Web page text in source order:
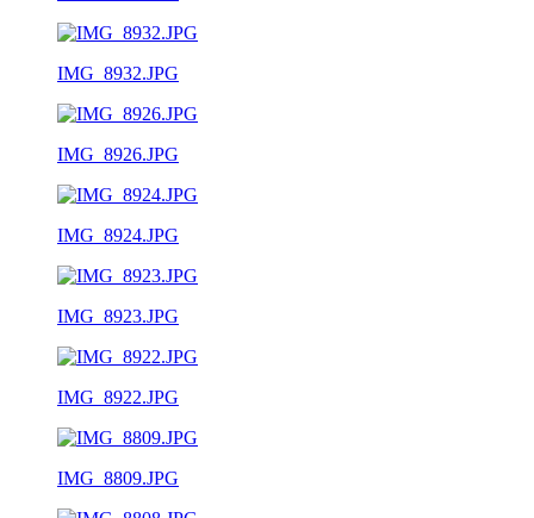
IMG_8932.JPG
IMG_8926.JPG
IMG_8924.JPG
IMG_8923.JPG
IMG_8922.JPG
IMG_8809.JPG